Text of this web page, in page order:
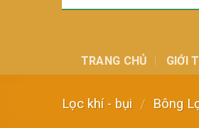
TRANG CHỦ GIỚI
Lọc khí - bụi / Bông